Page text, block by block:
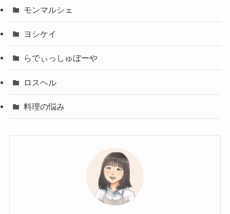
モンマルシェ
ヨシケイ
らでぃっしゅぼーや
ロスヘル
料理の悩み